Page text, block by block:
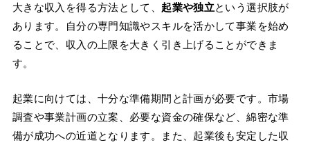
大きな収入を得る方法として、 起業や独立という選択肢が
あります。自分の専門知識やスキルを活かして事業を始め
ることで、収入の上限を大きく引き上げることができま
す。
起業に向けては、十分な準備期間と計画が必要です。市場
調査や事業計画の立案、必要な資金の確保など、綿密な準
備が成功への近道となります。また、起業後も安定した収